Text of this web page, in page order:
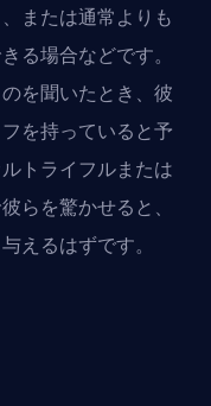
または通常よりも
る場合などです。
を聞いたとき、彼
を持っていると予
トライフルまたは
らを驚かせると、
えるはずです。